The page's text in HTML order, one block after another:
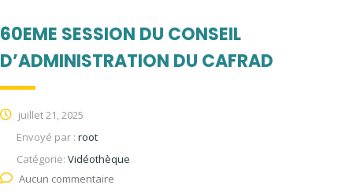
60EME SESSION DU CONSEIL
D’ADMINISTRATION DU CAFRAD
juillet 21, 2025
Envoyé par : root
Catégorie: Vidéothèque
Aucun commentaire